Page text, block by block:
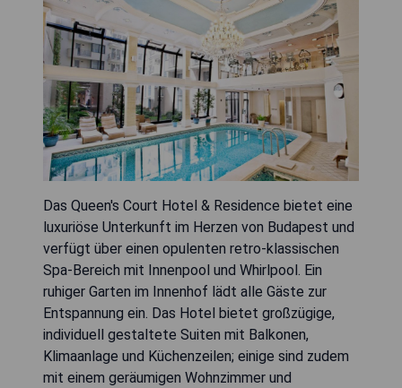
Das Queen's Court Hotel & Residence bietet eine
luxuriöse Unterkunft im Herzen von Budapest und
verfügt über einen opulenten retro-klassischen
Spa-Bereich mit Innenpool und Whirlpool. Ein
ruhiger Garten im Innenhof lädt alle Gäste zur
Entspannung ein. Das Hotel bietet großzügige,
individuell gestaltete Suiten mit Balkonen,
Klimaanlage und Küchenzeilen; einige sind zudem
mit einem geräumigen Wohnzimmer und